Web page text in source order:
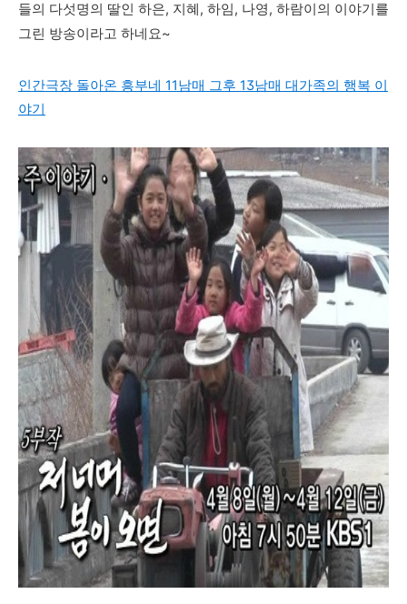
들의 다섯명의 딸인 하은, 지혜, 하임, 나영, 하람이의 이야기를
그린 방송이라고 하네요~
인간극장 돌아온 흥부네 11남매 그후 13남매 대가족의 행복 이
야기